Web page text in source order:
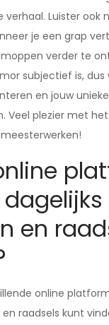
verhaal. Luister ook
je een grap
verder te
subjectief is, dus
en jouw
Veel plezier met
en
online
raadsels kunt